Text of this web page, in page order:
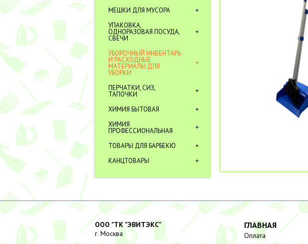
МЕШКИ ДЛЯ МУСОРА
УПАКОВКА,
ОДНОРАЗОВАЯ ПОСУДА,
СВЕЧИ
УБОРОЧНЫЙ ИНВЕНТАРЬ
И РАСХОДНЫЕ
МАТЕРИАЛЫ ДЛЯ
УБОРКИ
ПЕРЧАТКИ, СИЗ,
ТАПОЧКИ
ХИМИЯ БЫТОВАЯ
ХИМИЯ
ПРОФЕССИОНАЛЬНАЯ
ТОВАРЫ ДЛЯ БАРБЕКЮ
КАНЦТОВАРЫ
ООО "ТК "ЭВИТЭКС"
г. Москва
ГЛАВНАЯ
Оплата